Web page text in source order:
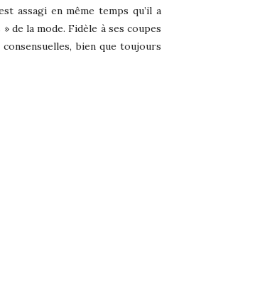
assagi en même temps qu’il a
de la mode. Fidèle à ses coupes
bien que toujours